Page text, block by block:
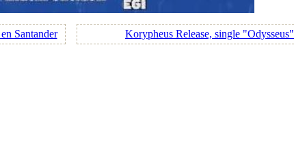
Santander Korypheus Release, single "Odysseus"